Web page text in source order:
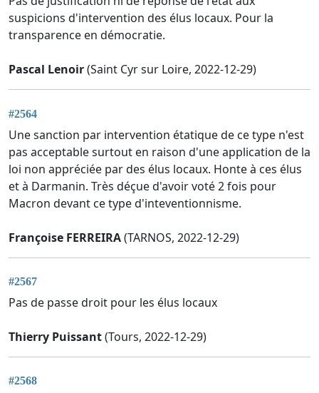
suspicions d'intervention des élus locaux. Pour la
transparence en démocratie.
Pascal Lenoir(Saint Cyr sur Loire, 2022-12-29)
#2564
Une sanction par intervention étatique de ce type n'est
pas acceptable surtout en raison d'une application de la
loi non appréciée par des élus locaux. Honte à ces élus
et à Darmanin. Très déçue d'avoir voté 2 fois pour
Macron devant ce type d'inteventionnisme.
Françoise FERREIRA(TARNOS, 2022-12-29)
#2567
Pas de passe droit pour les élus locaux
Thierry Puissant(Tours, 2022-12-29)
#2568